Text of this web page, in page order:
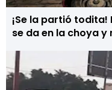
¡Se la partió
se da en la choya y